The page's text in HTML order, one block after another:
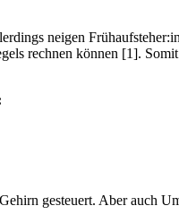
neigen
rechnen können [1].
gesteuert. Aber auch